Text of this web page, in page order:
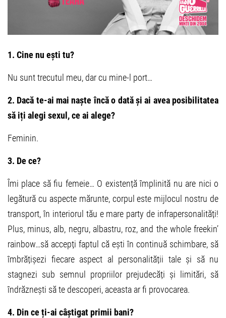
1. Cine nu ești tu?
Nu sunt trecutul meu, dar cu mine-l port…
2. Dacă te-ai mai naște încă o dată și ai avea posibilitatea
să iți alegi sexul, ce ai alege?
Feminin.
3. De ce?
Îmi place să fiu femeie… O existență împlinită nu are nici o
legătură cu aspecte mărunte, corpul este mijlocul nostru de
transport, în interiorul tău e mare party de infrapersonalități!
Plus, minus, alb, negru, albastru, roz, and the whole freekin’
rainbow…să accepți faptul că ești în continuă schimbare, să
îmbrățișezi fiecare aspect al personalității tale și să nu
stagnezi sub semnul propriilor prejudecăți și limitări, să
îndrăznești să te descoperi, aceasta ar fi provocarea.
4. Din ce ți-ai câștigat primii bani?